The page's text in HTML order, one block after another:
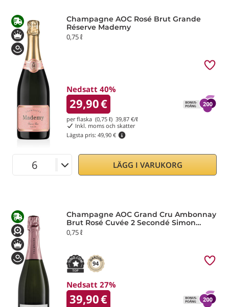
Champagne AOC Rosé Brut Grande
Réserve Mademy
0,75 ℓ
Nedsatt 40%
29,90€
per flaska (0,75 ℓ) 39,87 €/ℓ
Inkl. moms och skatter
Lägsta pris: 49,90 €
LÄGG I VARUKORG
Champagne AOC Grand Cru Ambonnay
Brut Rosé Cuvée 2 Secondé Simon
Laurier
0,75 ℓ
94
Nedsatt 27%
39,90€